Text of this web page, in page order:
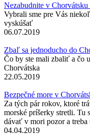
Nezabudnite v
Vybrali sme pre Vás
vyskúšať
06.07.2019
Zbaľ sa jednoducho do
Čo by ste mali zbaliť a čo
Chorvátska
22.05.2019
Bezpečné more v
Za tých pár rokov, ktoré
morské príšerky stretli. Tu
dávať v mori pozor a
04.04.2019